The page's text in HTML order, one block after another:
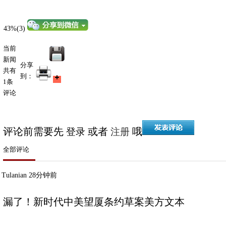
43%(3)
当前
新闻
共有
1条
评论
分享
到：
评论前需要先 登录 或者 注册 哦
全部评论
Tulanian 28分钟前
漏了！新时代中美望厦条约草案美方文本